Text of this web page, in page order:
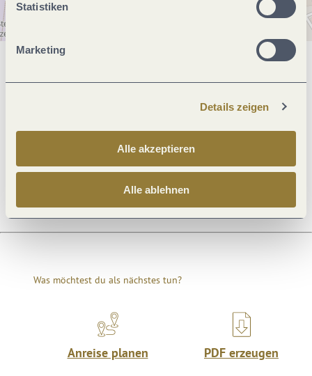
Statistiken
Marketing
Details zeigen
Alle akzeptieren
Alle ablehnen
Öffnungszeiten
Ruhetage
Was möchtest du als nächstes tun?
Anreise planen PDF erzeugen